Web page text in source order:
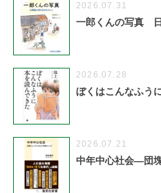
2026.07.31
一郎くんの写真
2026.07.28
ぼくはこんなふう
2026.07.21
中年中心社会―団